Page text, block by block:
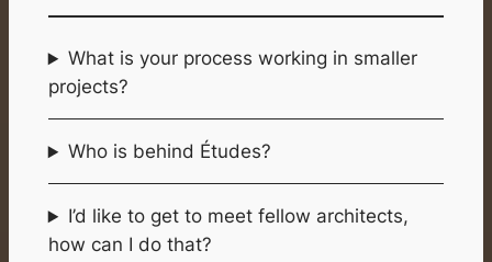
What is your process working in smaller
projects?
Who is behind Études?
I’d like to get to meet fellow architects,
how can I do that?